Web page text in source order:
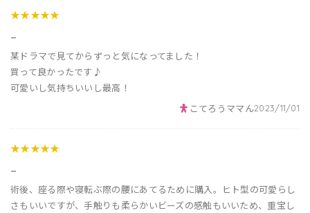
★★★★★
某ドラマで見てからずっと気になってました！
買って良かったです♪
可愛いし気持ちいいし最高！
こてろうママん2023/11/01
★★★★★
術後、座る際や寝転ぶ際の腰にあてるために購入。ヒト型の可愛らし
さもいいですが、手触りも柔らかいビーズの感触もいいため、重宝し